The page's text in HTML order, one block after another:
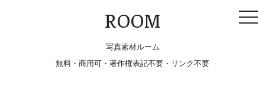
ROOM
写真素材ルーム
無料・商用可・著作権表記不要・リンク不要